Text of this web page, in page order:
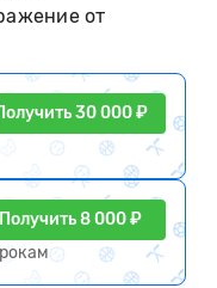
от
30 000 ₽
Получить 8 000 ₽